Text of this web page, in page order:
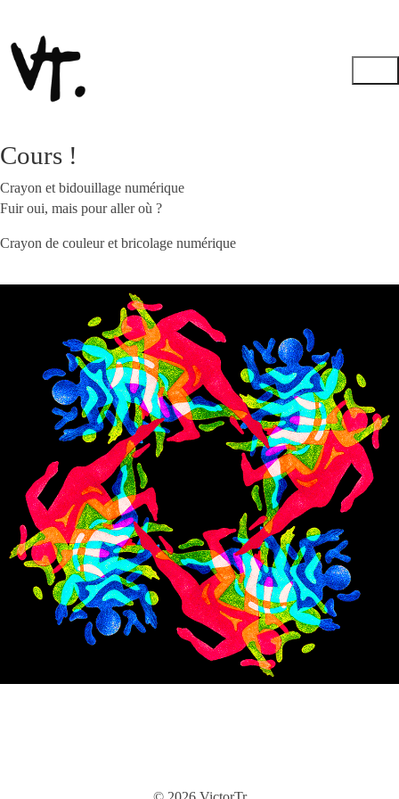
Cours !
Crayon et bidouillage numérique
Fuir oui, mais pour aller où ?
Crayon de couleur et bricolage numérique